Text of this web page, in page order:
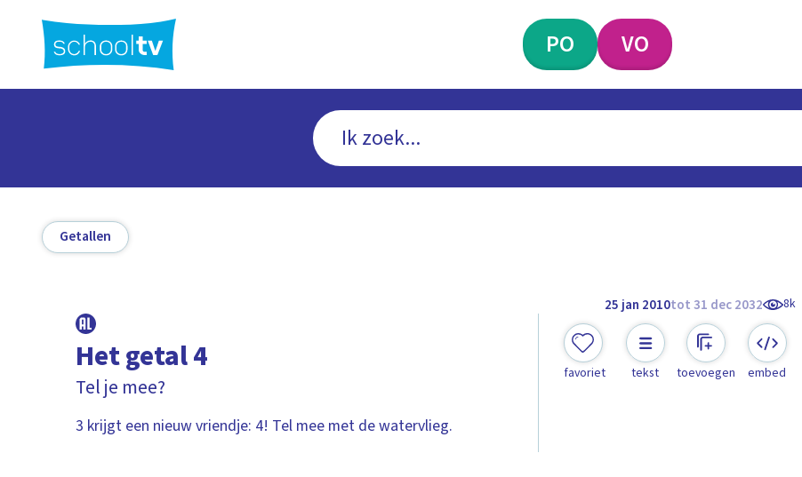
hoofdinhoud
PO VO
Getallen
25 jan 2010tot 31 dec 2032 8k
Het getal 4
Tel je mee?
3 krijgt een nieuw vriendje: 4! Tel mee met de watervlieg.
favoriet tekst toevoegen embed